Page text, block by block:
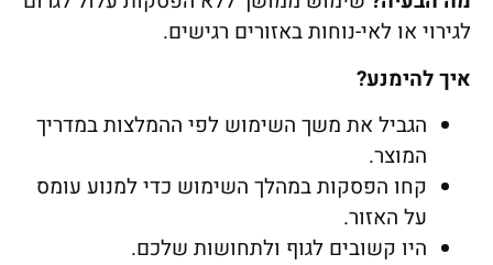
לגירוי או לאי-נוחות באזורים רגישים.
איך להימנע?
הגביל את משך השימוש לפי ההמלצות במדריך
המוצר.
קחו הפסקות במהלך השימוש כדי למנוע עומס
על האזור.
היו קשובים לגוף ולתחושות שלכם.